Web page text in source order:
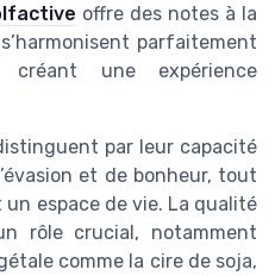
offre des notes à la
parfaitement
créant une expérience
par leur capacité
et de bonheur, tout
espace de vie. La qualité
rôle crucial, notamment
comme la cire de soja,